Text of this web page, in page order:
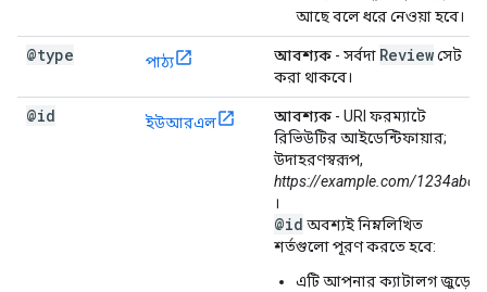
আছে বলে ধরে নেওয়া হবে।
@type পাঠ্য আবশ্যক - সর্বদা Reviewসেট
করা থাকবে।
@id ইউআরএল আবশ্যক - URI ফরম্যাটে
রিভিউটির আইডেন্টিফায়ার;
উদাহরণস্বরূপ,
https://example.com/1234abc
।
@id অবশ্যই নিম্নলিখিত
শর্তগুলো পূরণ করতে হবে:
এটি আপনার ক্যাটালগ জুড়ে